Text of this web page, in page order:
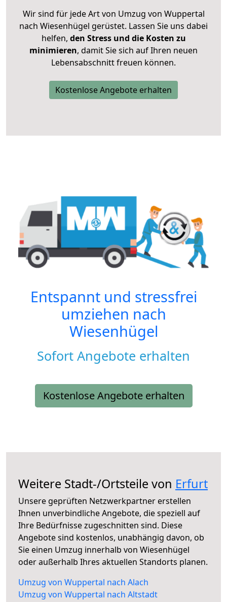
Wir sind für jede Art von Umzug von Wuppertal
nach Wiesenhügel gerüstet. Lassen Sie uns dabei
helfen, den Stress und die Kosten zu
minimieren, damit Sie sich auf Ihren neuen
Lebensabschnitt freuen können.
Kostenlose Angebote erhalten
Entspannt und stressfrei
umziehen nach
Wiesenhügel
Sofort Angebote erhalten
Kostenlose Angebote erhalten
Weitere Stadt-/Ortsteile von Erfurt
Unsere geprüften Netzwerkpartner erstellen
Ihnen unverbindliche Angebote, die speziell auf
Ihre Bedürfnisse zugeschnitten sind. Diese
Angebote sind kostenlos, unabhängig davon, ob
Sie einen Umzug innerhalb von Wiesenhügel
oder außerhalb Ihres aktuellen Standorts planen.
Umzug von Wuppertal nach Alach
Umzug von Wuppertal nach Altstadt